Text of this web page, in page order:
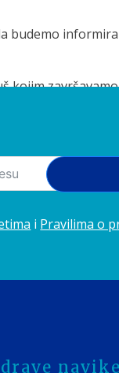
budemo
kojim
i Pravilima o